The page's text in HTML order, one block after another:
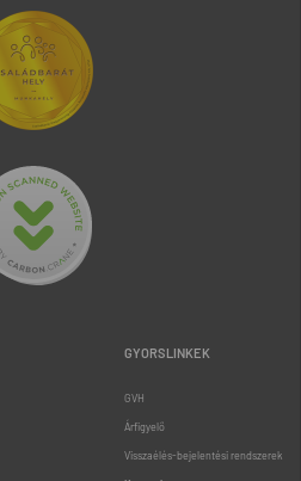
GYORSLINKEK
GVH
Árfigyelő
Visszaélés-bejelentési rendszerek